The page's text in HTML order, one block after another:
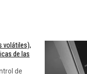
volátiles),
de las
de